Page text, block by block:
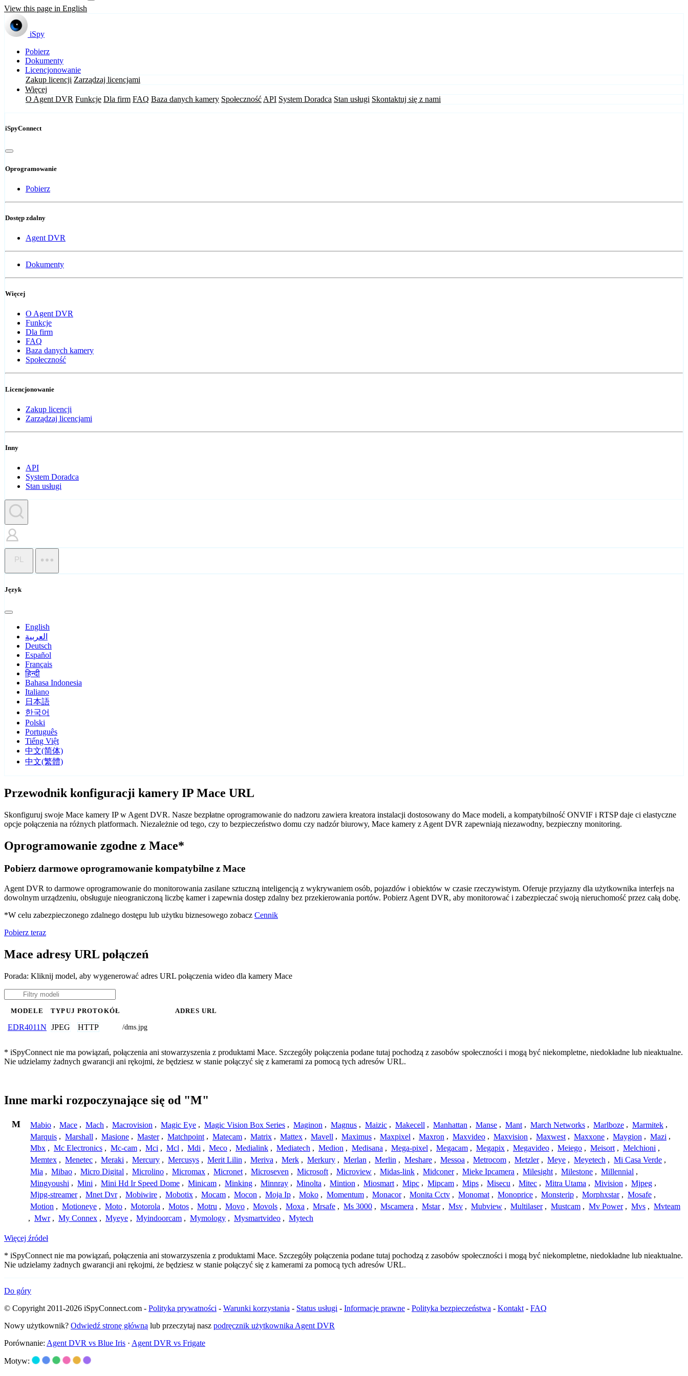
View this page in English
iSpy
Pobierz
Dokumenty
Licencjonowanie
Zakup licencji Zarządzaj licencjami
Więcej
O Agent DVR Funkcje Dla firm FAQ Baza danych kamery Społeczność API System Doradca Stan usługi Skontaktuj się z nami
iSpyConnect
Oprogramowanie
Pobierz
Dostęp zdalny
Agent DVR
Dokumenty
Więcej
O Agent DVR
Funkcje
Dla firm
FAQ
Baza danych kamery
Społeczność
Licencjonowanie
Zakup licencji
Zarządzaj licencjami
Inny
API
System Doradca
Stan usługi
PL
Język
English
العربية
Deutsch
Español
Français
हिन्दी
Bahasa Indonesia
Italiano
日本語
한국어
Polski
Português
Tiếng Việt
中文(简体)
中文(繁體)
Przewodnik konfiguracji kamery IP Mace URL
Skonfiguruj swoje Mace kamery IP w Agent DVR. Nasze bezpłatne oprogramowanie do nadzoru zawiera kreatora instalacji dostosowany do Mace modeli, a kompatybilność ONVIF i RTSP daje ci elastyczne
opcje połączenia na różnych platformach. Niezależnie od tego, czy to bezpieczeństwo domu czy nadzór biurowy, Mace kamery z Agent DVR zapewniają niezawodny, bezpieczny monitoring.
Oprogramowanie zgodne z Mace*
Pobierz darmowe oprogramowanie kompatybilne z Mace
Agent DVR to darmowe oprogramowanie do monitorowania zasilane sztuczną inteligencją z wykrywaniem osób, pojazdów i obiektów w czasie rzeczywistym. Oferuje przyjazny dla użytkownika interfejs na
dowolnym urządzeniu, obsługuje nieograniczoną liczbę kamer i zapewnia dostęp zdalny bez przekierowania portów. Pobierz Agent DVR, aby monitorować i zabezpieczać swoją nieruchomość przez całą dobę.
*W celu zabezpieczonego zdalnego dostępu lub użytku biznesowego zobacz Cennik
Pobierz teraz
Mace adresy URL połączeń
Porada: Kliknij model, aby wygenerować adres URL połączenia wideo dla kamery Mace
MODELE TYPUJ PROTOKÓŁ ADRES URL
EDR4011N JPEG HTTP /dms.jpg
* iSpyConnect nie ma powiązań, połączenia ani stowarzyszenia z produktami Mace. Szczegóły połączenia podane tutaj pochodzą z zasobów społeczności i mogą być niekompletne, niedokładne lub nieaktualne.
Nie udzielamy żadnych gwarancji ani rękojmi, że będziesz w stanie połączyć się z kamerami za pomocą tych adresów URL.
Inne marki rozpoczynające się od "M"
M Mabio , Mace , Mach , Macrovision , Magic Eye , Magic Vision Box Series , Maginon , Magnus , Maizic , Makecell , Manhattan , Manse , Mant , March Networks , Marlboze , Marmitek ,
Marquis , Marshall , Masione , Master , Matchpoint , Matecam , Matrix , Mattex , Mavell , Maximus , Maxpixel , Maxron , Maxvideo , Maxvision , Maxwest , Maxxone , Maygion , Mazi ,
Mbx , Mc Electronics , Mc-cam , Mci , Mcl , Mdi , Meco , Medialink , Mediatech , Medion , Medisana , Mega-pixel , Megacam , Megapix , Megavideo , Meiego , Meisort , Melchioni ,
Memtex , Menetec , Meraki , Mercury , Mercusys , Merit Lilin , Meriva , Merk , Merkury , Merlan , Merlin , Meshare , Messoa , Metrocom , Metzler , Meye , Meyetech , Mi Casa Verde ,
Mia , Mibao , Micro Digital , Microlino , Micromax , Micronet , Microseven , Microsoft , Microview , Midas-link , Midconer , Mieke Ipcamera , Milesight , Milestone , Millennial ,
Mingyoushi , Mini , Mini Hd Ir Speed Dome , Minicam , Minking , Minnray , Minolta , Mintion , Miosmart , Mipc , Mipcam , Mips , Misecu , Mitec , Mitra Utama , Mivision , Mjpeg ,
Mjpg-streamer , Mnet Dvr , Mobiwire , Mobotix , Mocam , Mocon , Moja Ip , Moko , Momentum , Monacor , Monita Cctv , Monomat , Monoprice , Monsterip , Morphxstar , Mosafe ,
Motion , Motioneye , Moto , Motorola , Motos , Motru , Movo , Movols , Moxa , Mrsafe , Ms 3000 , Mscamera , Mstar , Msv , Mubview , Multilaser , Mustcam , Mv Power , Mvs , Mvteam
, Mwr , My Connex , Myeye , Myindoorcam , Mymology , Mysmartvideo , Mytech
Więcej źródeł
* iSpyConnect nie ma powiązań, połączenia ani stowarzyszenia z produktami Mace. Szczegóły połączenia podane tutaj pochodzą z zasobów społeczności i mogą być niekompletne, niedokładne lub nieaktualne.
Nie udzielamy żadnych gwarancji ani rękojmi, że będziesz w stanie połączyć się z kamerami za pomocą tych adresów URL.
Do góry
© Copyright 2011-2026 iSpyConnect.com - Polityka prywatności - Warunki korzystania - Status usługi - Informacje prawne - Polityka bezpieczeństwa - Kontakt - FAQ
Nowy użytkownik? Odwiedź stronę główną lub przeczytaj nasz podręcznik użytkownika Agent DVR
Porównanie: Agent DVR vs Blue Iris · Agent DVR vs Frigate
Motyw: